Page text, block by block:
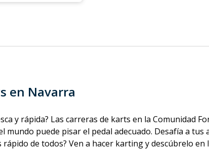
en Navarra
y rápida? Las carreras de karts en la Comunidad
mundo puede pisar el pedal adecuado. Desafía a
rápido de todos? Ven a hacer karting y descúbrelo